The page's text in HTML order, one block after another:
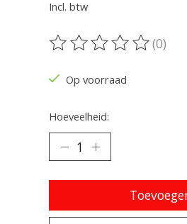
Incl. btw
De beoordeling van dit
(0)
Op voorraad
Hoeveelheid: